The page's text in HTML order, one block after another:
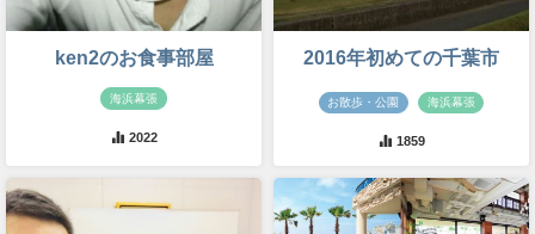
ken2のお食事部屋
海浜幕張
2022
2016年初めての千葉市
お散歩・公園 海浜幕張
1859